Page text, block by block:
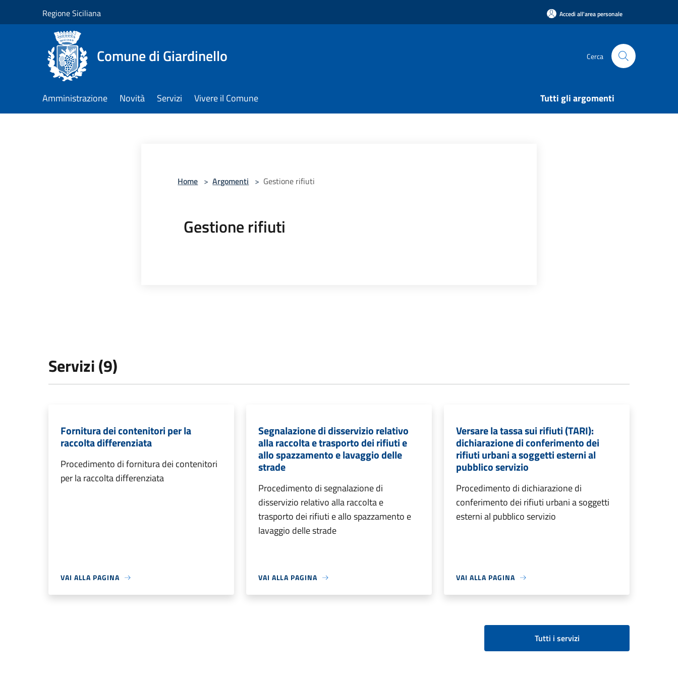
Regione Siciliana Accedi all'area personale
Comune di Giardinello Cerca
Amministrazione Novità Servizi Vivere il Comune Tutti gli argomenti
Home > Argomenti > Gestione rifiuti
Gestione rifiuti
Servizi (9)
Fornitura dei contenitori per la
raccolta differenziata
Procedimento di fornitura dei contenitori
per la raccolta differenziata
VAI ALLA PAGINA
Segnalazione di disservizio relativo
alla raccolta e trasporto dei rifiuti e
allo spazzamento e lavaggio delle
strade
Procedimento di segnalazione di
disservizio relativo alla raccolta e
trasporto dei rifiuti e allo spazzamento e
lavaggio delle strade
VAI ALLA PAGINA
Versare la tassa sui rifiuti (TARI):
dichiarazione di conferimento dei
rifiuti urbani a soggetti esterni al
pubblico servizio
Procedimento di dichiarazione di
conferimento dei rifiuti urbani a soggetti
esterni al pubblico servizio
VAI ALLA PAGINA
Tutti i servizi